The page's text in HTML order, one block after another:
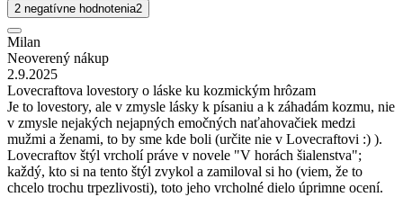
2 negatívne hodnotenia2
Milan
Neoverený nákup
2.9.2025
Lovecraftova lovestory o láske ku kozmickým hrôzam
Je to lovestory, ale v zmysle lásky k písaniu a k záhadám kozmu, nie
v zmysle nejakých nejapných emočných naťahovačiek medzi
mužmi a ženami, to by sme kde boli (určite nie v Lovecraftovi :) ).
Lovecraftov štýl vrcholí práve v novele "V horách šialenstva";
každý, kto si na tento štýl zvykol a zamiloval si ho (viem, že to
chcelo trochu trpezlivosti), toto jeho vrcholné dielo úprimne ocení.